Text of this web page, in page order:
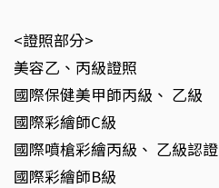
<證照部分>
美容乙、丙級證照
國際保健美甲師丙級、 乙級
國際彩繪師C級
國際噴槍彩繪丙級、 乙級認證
國際彩繪師B級